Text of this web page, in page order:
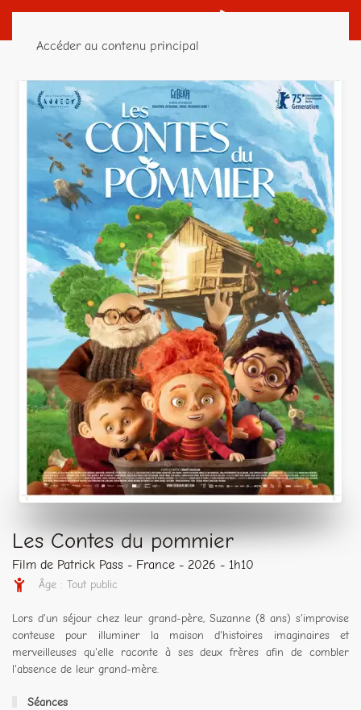
Accéder au contenu principal
Les Contes du pommier
Film de Patrick Pass - France - 2026 - 1h10
Âge : Tout public
Lors d'un séjour chez leur grand-père, Suzanne (8 ans) s'improvise
conteuse pour illuminer la maison d'histoires imaginaires et
merveilleuses qu'elle raconte à ses deux frères afin de combler
l'absence de leur grand-mère.
Séances